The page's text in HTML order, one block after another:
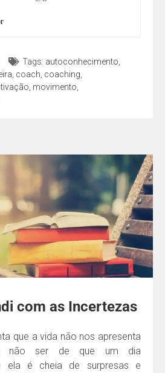
Tags: autoconhecimento
coach coaching
movimento
com as Incertezas
que a vida não nos apresenta
não ser de que um dia
ela é cheia de surpresas e